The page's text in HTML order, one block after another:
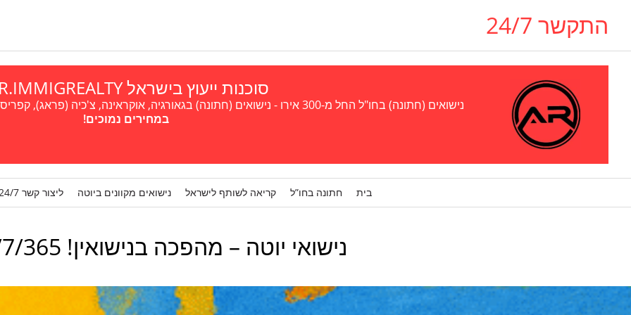
התקשר 24/7
סוכנות ייעוץ בישראל A.R.IMMIGREALTY
נישואים (חתונה) בחו"ל החל מ-300 אירו - נישואים (חתונה) בגאורגיה, אוקראינה, צ'כיה (פראג), קפריסין, אל סלבדור, פרגוואי סטוּפּרו, ויזה לבן/בת זוג
במחירים נמוכים!
בית חתונה בחו”ל קריאה לשותף לישראל נישואים מקוונים ביוטה ליצור קשר 24/7
נישואי יוטה – מהפכה בנישואין! 24/7/365